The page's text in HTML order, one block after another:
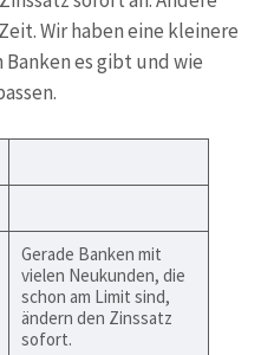
Wir haben eine kleinere
es gibt und wie
Gerade Banken mit
vielen Neukunden, die
schon am Limit sind,
ändern den Zinssatz
sofort.